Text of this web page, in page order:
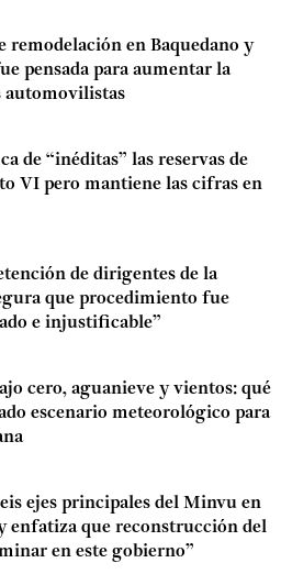
remodelación en Baquedano y
pensada para aumentar la
automovilistas
de “inéditas” las reservas de
VI pero mantiene las cifras en
de dirigentes de la
que procedimiento fue
e injustificable”
cero, aguanieve y vientos: qué
escenario meteorológico para
ejes principales del Minvu en
enfatiza que reconstrucción del
en este gobierno”